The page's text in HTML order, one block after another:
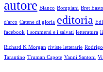
autore Bianco Bompiani Bret
d'arco Catene di gloria editoria
facebook I sommersi e i salvati letteratura
Richard K Morgan riviste letterarie
Tarantino Truman Capote Vanni Santoni